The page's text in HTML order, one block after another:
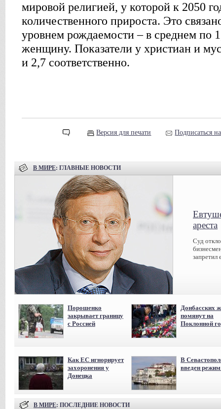
мировой религией, у которой к 2050
количественного прироста. Это
уровнем рождаемости – в среднем по
женщину. Показатели у христиан и
и 2,7 соответственно.
Версия для печати Подписаться
В МИРЕ: ГЛАВНЫЕ НОВОСТИ
ареста
Суд
запретил
Порошенко
закрывает границу
с Россией
Донбасских
помянут на
Поклонной
Как ЕС игнорирует
захоронения у
Донецка
В
введен
В МИРЕ: ПОСЛЕДНИЕ НОВОСТИ